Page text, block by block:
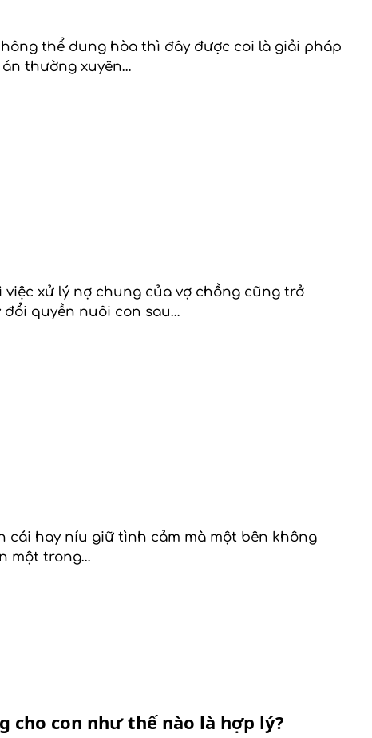
thể dung hòa thì đây được coi là giải pháp
thường xuyên…
xử lý nợ chung của vợ chồng cũng trở
quyền nuôi con sau…
cái hay níu giữ tình cảm mà một bên không
một trong…
cho con như thế nào là hợp lý?